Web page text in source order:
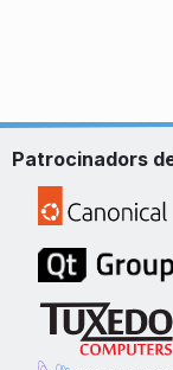
Patrocinadors